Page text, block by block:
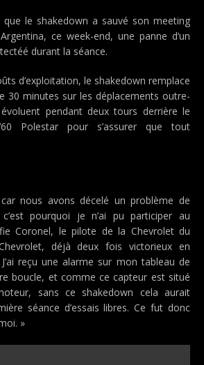
le shakedown a sauvé son meeting
ce week-end, une panne d’un
durant la séance.
d’exploitation, le shakedown remplace
30 minutes sur les déplacements outre-
pendant deux tours derrière le
Polestar pour s’assurer que tout
nous avons décelé un problème de
pourquoi je n’ai pu participer au
Coronel, le pilote de la Chevrolet du
déjà deux fois victorieux en
reçu une alarme sur mon tableau de
boucle, et comme ce capteur est situé
sans ce shakedown cela aurait
séance d’essais libres. Ce fut donc
»